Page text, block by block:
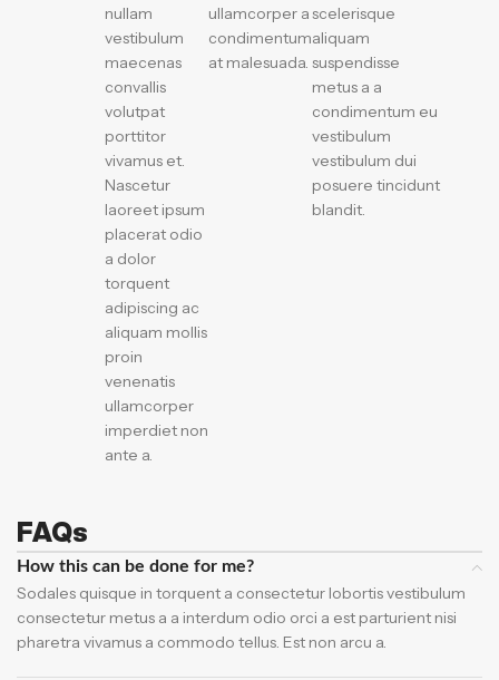
nullam
vestibulum
maecenas
convallis
volutpat
porttitor
vivamus et.
Nascetur
laoreet ipsum
placerat odio
a dolor
torquent
adipiscing ac
aliquam mollis
proin
venenatis
ullamcorper
imperdiet non
ante a.
ullamcorper a
condimentum
at malesuada.
scelerisque
aliquam
suspendisse
metus a a
condimentum eu
vestibulum
vestibulum dui
posuere tincidunt
blandit.
FAQs
How this can be done for me?
Sodales quisque in torquent a consectetur lobortis vestibulum
consectetur metus a a interdum odio orci a est parturient nisi
pharetra vivamus a commodo tellus. Est non arcu a.